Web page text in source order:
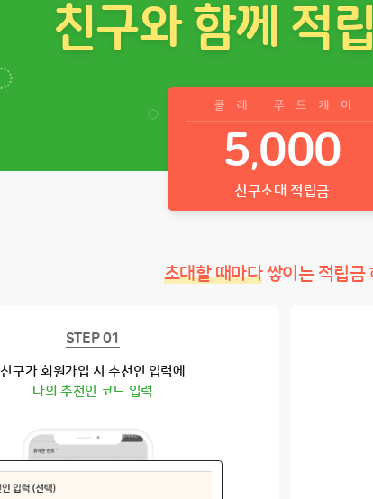
친구와 함께 적
5,000
친구초대 적립금
초대할 때마다쌓이는 적립금
STEP 01
친구가 회원가입 시 추천인 입력에
나의 추천인 코드 입력